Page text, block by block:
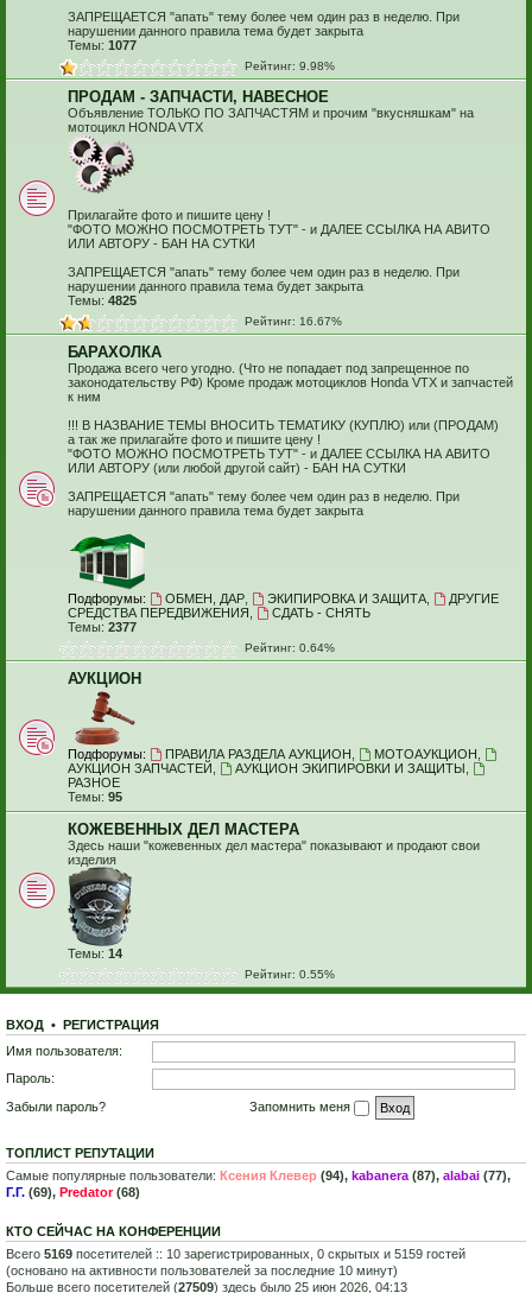
ЗАПРЕЩАЕТСЯ "апать" тему более чем один раз в неделю. При
нарушении данного правила тема будет закрыта
Темы: 1077
Рейтинг: 9.98%
ПРОДАМ - ЗАПЧАСТИ, НАВЕСНОЕ
Объявление ТОЛЬКО ПО ЗАПЧАСТЯМ и прочим "вкусняшкам" на
мотоцикл HONDA VTX
Прилагайте фото и пишите цену !
"ФОТО МОЖНО ПОСМОТРЕТЬ ТУТ" - и ДАЛЕЕ ССЫЛКА НА АВИТО
ИЛИ АВТОРУ - БАН НА СУТКИ
ЗАПРЕЩАЕТСЯ "апать" тему более чем один раз в неделю. При
нарушении данного правила тема будет закрыта
Темы: 4825
Рейтинг: 16.67%
БАРАХОЛКА
Продажа всего чего угодно. (Что не попадает под запрещенное по
законодательству РФ) Кроме продаж мотоциклов Honda VTX и запчастей
к ним
!!! В НАЗВАНИЕ ТЕМЫ ВНОСИТЬ ТЕМАТИКУ (КУПЛЮ) или (ПРОДАМ)
а так же прилагайте фото и пишите цену !
"ФОТО МОЖНО ПОСМОТРЕТЬ ТУТ" - и ДАЛЕЕ ССЫЛКА НА АВИТО
ИЛИ АВТОРУ (или любой другой сайт) - БАН НА СУТКИ
ЗАПРЕЩАЕТСЯ "апать" тему более чем один раз в неделю. При
нарушении данного правила тема будет закрыта
Подфорумы: ОБМЕН, ДАР, ЭКИПИРОВКА И ЗАЩИТА,
ДРУГИЕ
СРЕДСТВА ПЕРЕДВИЖЕНИЯ
СДАТЬ - СНЯТЬ
Темы: 2377
Рейтинг: 0.64%
АУКЦИОН
Подфорумы: ПРАВИЛА РАЗДЕЛА АУКЦИОН МОТОАУКЦИОН
АУКЦИОН ЗАПЧАСТЕЙ
АУКЦИОН ЭКИПИРОВКИ И ЗАЩИТЫ
РАЗНОЕ
Темы: 95
КОЖЕВЕННЫХ ДЕЛ МАСТЕРА
Здесь наши "кожевенных дел мастера" показывают и продают свои
изделия
Темы: 14
Рейтинг: 0.55%
ВХОД • РЕГИСТРАЦИЯ
Имя пользователя:
Пароль:
Забыли пароль?
Запомнить меня
ТОПЛИСТ РЕПУТАЦИИ
Самые популярные пользователи: Ксения Клевер (94), kabanera (87), alabai (77),
Г.Г. (69), Predator(68)
КТО СЕЙЧАС НА КОНФЕРЕНЦИИ
Всего 5169 посетителей :: 10 зарегистрированных, 0 скрытых и 5159 гостей
(основано на активности пользователей за последние 10 минут)
Больше всего посетителей (27509) здесь было 25 июн 2026, 04:13